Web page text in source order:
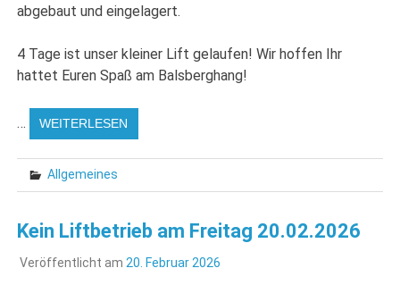
abgebaut und eingelagert.
4 Tage ist unser kleiner Lift gelaufen! Wir hoffen Ihr
hattet Euren Spaß am Balsberghang!
… WEITERLESEN
Allgemeines
Kein Liftbetrieb am Freitag 20.02.2026
Veröffentlicht am 20. Februar 2026